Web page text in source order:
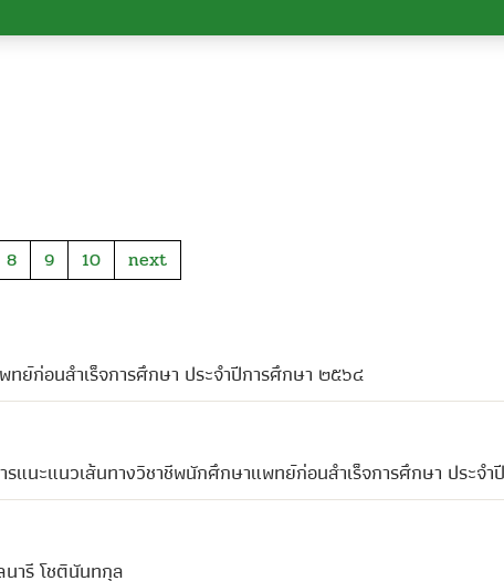
8 9 10 next
ย์ก่อนสำเร็จการศึกษา ประจำปีการศึกษา ๒๕๖๔
แนะแนวเส้นทางวิชาชีพนักศึกษาแพทย์ก่อนสำเร็จการศึกษา ประจ
ารี โชตินันทกุล